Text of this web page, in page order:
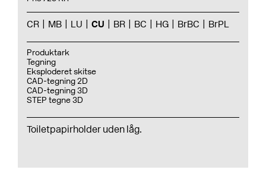
CR MB LU CU BR BC HG BrBC BrPL
Produktark
Tegning
Eksploderet skitse
CAD-tegning 2D
CAD-tegning 3D
STEP tegne 3D
Toiletpapirholder uden låg.